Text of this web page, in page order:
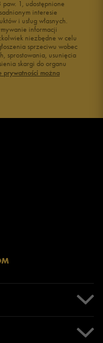
1, udostępnione
interesie
i usług własnych.
informacji
niezbędne w celu
sprzeciwu wobec
sprostowania, usunięcia
skargi do organu
prywatności można